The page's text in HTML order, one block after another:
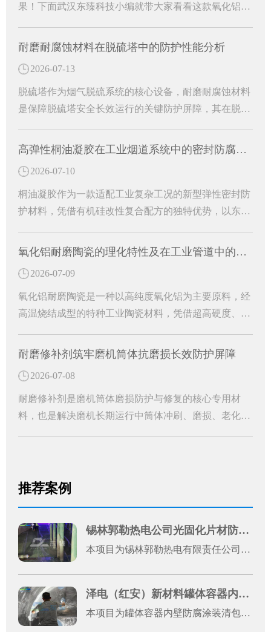
果！下面武汉东臻科技小编就带大家看看这款氧化铝耐
耐磨耐腐蚀材料在脱硫塔中的防护性能分析
2026-07-13
脱硫塔作为烟气脱硫系统的核心设备，耐磨耐腐蚀材料
是保障脱硫塔安全长效运行的关键防护屏障，其在脱硫
构适配与运维降本等多个方面。
高弹性桐油凝胶在工业烟道系统中的密封防腐研究
2026-07-10
桐油凝胶作为一款适配工业复杂工况的新型弹性密封防
护材料，凭借有机硅改性复合配方的独特优势，以东臻
运行中的各类病害难题。
氧化铝耐磨陶瓷的理化特性及在工业管道中的防护作用
2026-07-09
氧化铝耐磨陶瓷是一种以高纯度氧化铝为主要原料，经
高温烧结成型的特种工业陶瓷材料，凭借超高硬度、超
管道防护的核心耐磨材料。能够从根源上解决管道磨损
命，是工业管道长效防护的关键配件。
耐磨修补剂筑牢磨机筒体抗磨损长效防护屏障
2026-07-08
耐磨修补剂是磨机筒体磨损防护与修复的核心专用材
料，也是解决磨机长期运行中筒体冲刷、磨损、老化问
推荐案例
锡林郭勒热电公司光固化片材防腐案例
本项目为锡林郭勒热电有限责任公司1号机光固化片材防腐施工工程，是厂区机组设备运维升级的重点防腐改造项目。热电发电机组长期处于高温、粉尘、酸碱水汽腐蚀的复杂工况环境，设备金属基材易出现锈蚀、老化、破损问题，不仅影响设备外观完整性，还会降低机组运行稳定性、缩短设备使用寿命，增加运维成本。
泽电（红安）新材料罐体容器内壁防腐涂装清包施工案例展示
本项目为罐体容器内壁防腐涂装清包施工工程，服务单位为泽电（红安）新材料有限公司，施工地址位于湖北省黄冈市红安县八里湾镇川东大道原集创云天2号厂房。本次施工对象为2台罐体容器金属内壁，整体施工总面积约50平方米，施工模式为纯手工清包施工，涵盖前期基体处理、焊缝打磨、表面清洁、防腐刷涂、瑕疵修整等全工序作业。